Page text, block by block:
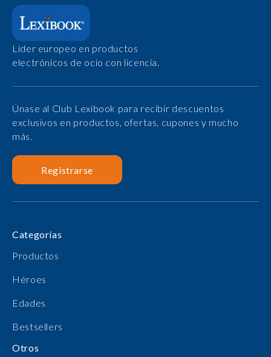
Líder europeo en productos
electrónicos de ocio con licencia.
Únase al Club Lexibook para recibir descuentos
exclusivos en productos, ofertas, cupones y mucho
más.
Registrarse
Categorías
Productos
Héroes
Edades
Bestsellers
Otros